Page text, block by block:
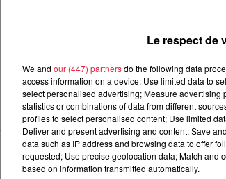
et d’un père éducateur spécialisé, s’est
Instagram. Elle y publie des vidéos drôles
Poteau, vendeuse « caillera »chez
Le respect de
We and our (447) partnersdo the following data
access information on a device; Use limited data to
select personalised advertising; Measure
statistics or combinations of data from different
profiles to select personalised content; Use limited
Deliver and present advertising and content; Save
data such as IP address and browsing data to offer
requested; Use precise geolocation data; Match and
based on information transmitted automatically.